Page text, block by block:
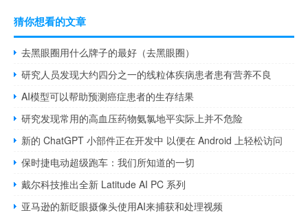
猜你想看的文章
去黑眼圈用什么牌子的最好（去黑眼圈）
研究人员发现大约四分之一的线粒体疾病患者患有营养不良
AI模型可以帮助预测癌症患者的生存结果
研究发现常用的高血压药物氨氯地平实际上并不危险
新的 ChatGPT 小部件正在开发中 以便在 Android 上轻松访问
保时捷电动超级跑车：我们所知道的一切
戴尔科技推出全新 Latitude AI PC 系列
亚马逊的新眨眼摄像头使用AI来捕获和处理视频